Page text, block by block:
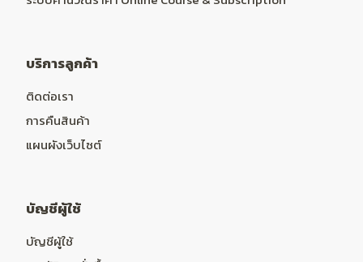
บริการลูกค้า
ติดต่อเรา
การคืนสินค้า
แผนผังเว็บไซต์
บัญชีผู้ใช้
บัญชีผู้ใช้